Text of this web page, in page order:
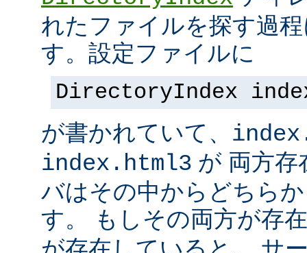
れたファイルを探す過
す。設定ファイルに
DirectoryIndex
が書かれていて、
index.html3 が 両方存
バはその中からどちら
す。 もしその両方が存